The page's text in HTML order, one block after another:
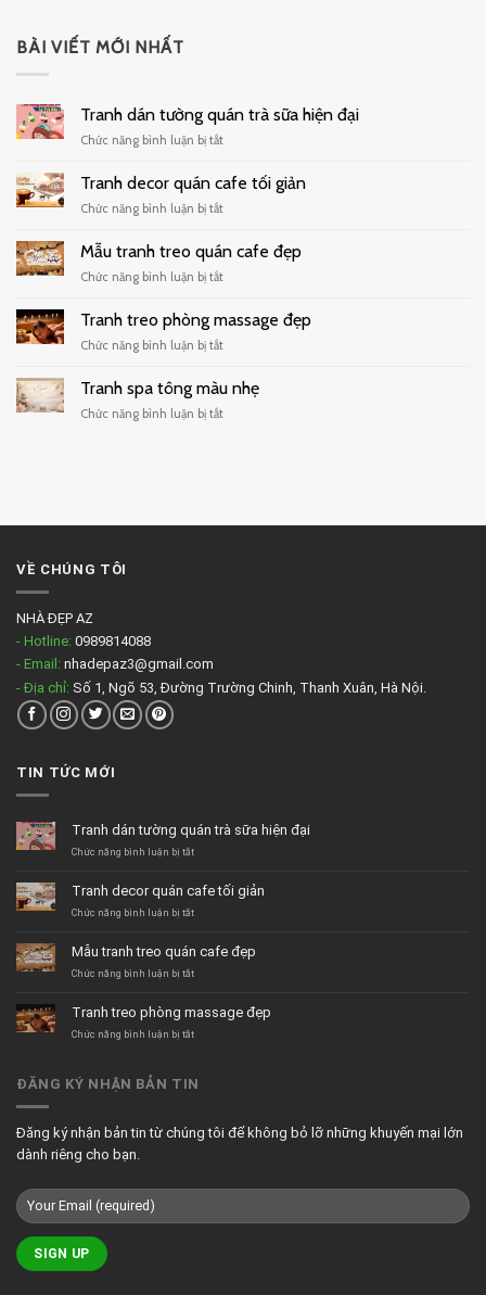
BÀI VIẾT MỚI NHẤT
Tranh dán tường quán trà sữa hiện đại
Chức năng bình luận bị tắtở
dán
quán
sữa
Tranh decor quán cafe tối giản
Chức năng bình luận bị tắtở
decor
cafe
giản
Mẫu tranh treo quán cafe đẹp
Chức năng bình luận bị tắtở
quán
đẹp
Tranh treo phòng massage đẹp
Chức năng bình luận bị tắtở
treo
phòng
massage
Tranh spa tông màu nhẹ
Chức năng bình luận bị tắtở
VỀ CHÚNG TÔI
NHÀ ĐẸP AZ
- Hotline: 0989814088
- Email: nhadepaz3@gmail.com
- Địa chỉ: Số 1, Ngõ 53, Đường Trường Chinh, Thanh Xuân, Hà Nội.
TIN TỨC MỚI
Tranh dán tường quán trà sữa hiện đại
Chức năng bình luận bị tắtở
tường
quán
hiện
đại
Tranh decor quán cafe tối giản
Chức năng bình luận bị tắtở
quán
cafe
Mẫu tranh treo quán cafe đẹp
Chức năng bình luận bị tắtở
treo
quán
Tranh treo phòng massage đẹp
Chức năng bình luận bị tắtở
phòng
ĐĂNG KÝ NHẬN BẢN TIN
Đăng ký nhận bản tin từ chúng tôi để không bỏ lỡ những khuyến mại lớn
dành riêng cho bạn.